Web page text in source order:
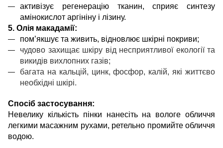
активізує регенерацію тканин, сприяє синтезу
амінокислот аргініну і лізину.
5. Олія макадамії:
пом’якшує та живить, відновлює шкірні покриви;
чудово захищає шкіру від несприятливої екології та
викидів вихлопних газів;
багата на кальцій, цинк, фосфор, калій, які життєво
необхідні шкірі.
Спосіб застосування:
Невелику кількість пінки нанесіть на вологе обличчя
легкими масажним рухами, ретельно промийте обличчя
водою.